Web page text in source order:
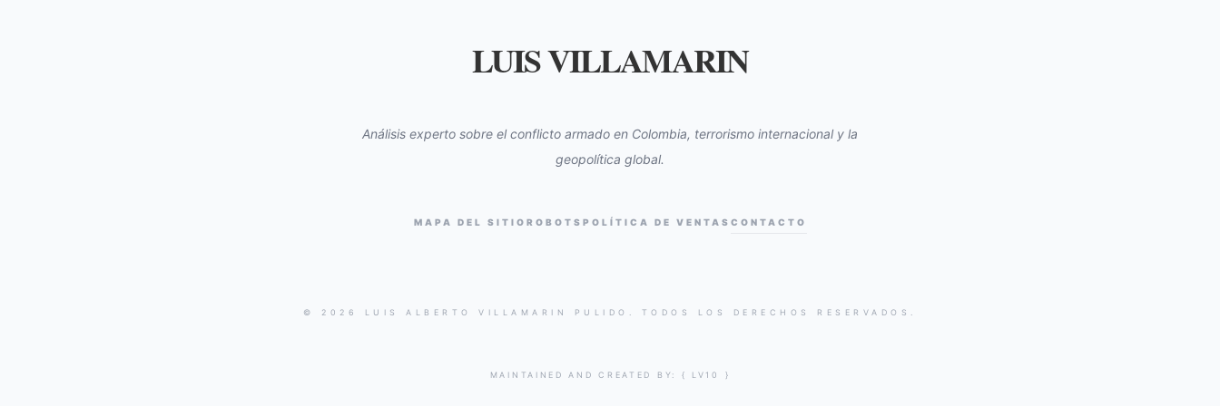
LUIS VILLAMARIN
Análisis experto sobre el conflicto armado en Colombia, terrorismo internacional y la
geopolítica global.
MAPA DEL SITIO ROBOTS POLÍTICA DE VENTAS CONTACTO
© 2026 LUIS ALBERTO VILLAMARIN PULIDO. TODOS LOS DERECHOS RESERVADOS.
MAINTAINED AND CREATED BY: { LV10 }